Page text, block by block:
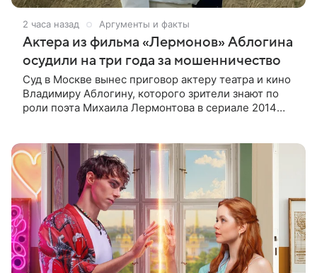
2 часа назад Аргументы и факты
Актера из фильма «Лермонов» Аблогина
осудили на три года за мошенничество
Суд в Москве вынес приговор актеру театра и кино
Владимиру Аблогину, которого зрители знают по
роли поэта Михаила Лермонтова в сериале 2014